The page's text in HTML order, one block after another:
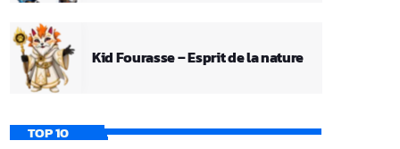
Kid Fourasse – Esprit de la nature
TOP 10